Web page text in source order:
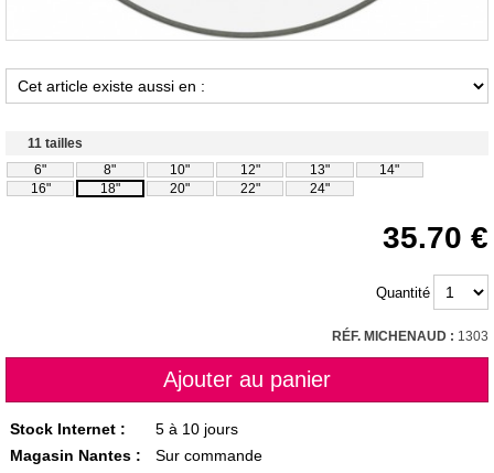
11 tailles
6"
8" 10" 12" 13"
14"
16"
18" 20" 22" 24"
35.70
Quantité
RÉF. MICHENAUD : 1303
Stock Internet :
5 à 10 jours
Magasin Nantes :
Sur commande